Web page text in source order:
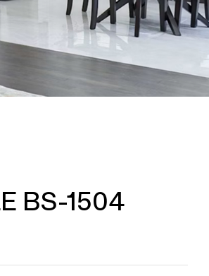
BS-1504